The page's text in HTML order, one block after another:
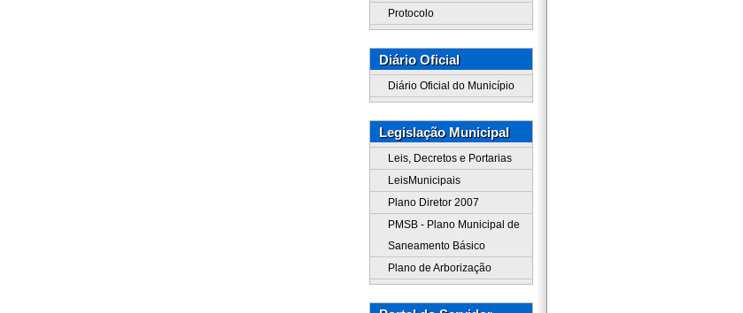
Protocolo
Diário Oficial
Diário Oficial do Município
Legislação Municipal
Leis, Decretos e Portarias
LeisMunicipais
Plano Diretor 2007
PMSB - Plano Municipal de
Saneamento Básico
Plano de Arborização